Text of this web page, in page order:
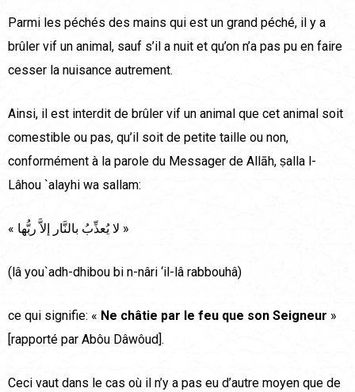
Parmi les péchés des mains qui est un grand péché, il y a
brûler vif un animal, sauf s’il a nuit et qu’on n’a pas pu en faire
cesser la nuisance autrement.
Ainsi, il est interdit de brûler vif un animal que cet animal soit
comestible ou pas, qu’il soit de petite taille ou non,
conformément à la parole du Messager de Allāh, ṣalla l-
Lâhou `alayhi wa sallam:
« لا يُعذِّبُ بالنَّار إلاَّ ربُّها »
(lâ you`adh-dhibou bi n-nâri ‘il-lâ rabbouhâ)
ce qui signifie: « Ne châtie par le feu que son Seigneur »
[rapporté par Abôu Dâwôud].
Ceci vaut dans le cas où il n’y a pas eu d’autre moyen que de